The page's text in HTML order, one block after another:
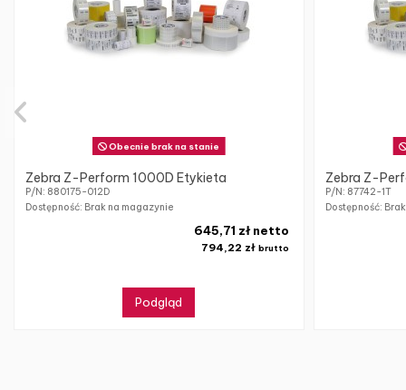
Obecnie brak na stanie
Zebra Z-Perform 1000D Etykieta
P/N: 880175-012D
Dostępność: Brak na magazynie
794,22 złbrutto
645,71 zł netto
Podgląd
Zebra Z-
P/N: 87742-1T
Dostępność: